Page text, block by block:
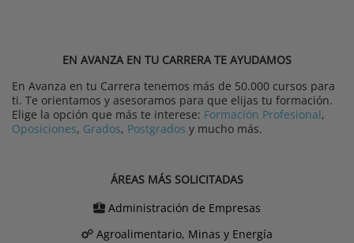
EN AVANZA EN TU CARRERA TE AYUDAMOS
En Avanza en tu Carrera tenemos más de 50.000 cursos para
ti. Te orientamos y asesoramos para que elijas tu formación.
Elige la opción que más te interese: Formación Profesional,
Oposiciones, Grados, Postgrados y mucho más.
ÁREAS MÁS SOLICITADAS
Administración de Empresas
Agroalimentario, Minas y Energía